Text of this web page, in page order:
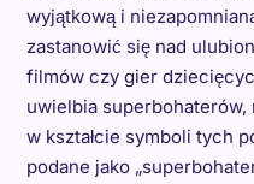
wyjątkową i
zastanowić się nad
filmów czy gier
uwielbia
w kształcie symboli tych
podane jako